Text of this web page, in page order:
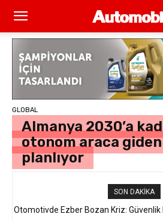
GLOBAL
Almanya 2030’a
otonom araca
planlıyor
SON DAKIKA
Otomotivde Ezber Bozan Kriz: Güvenlik